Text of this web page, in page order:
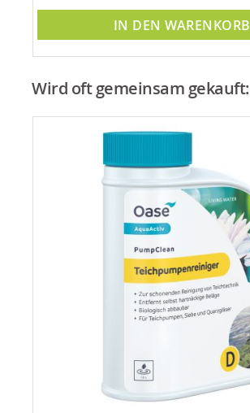
IN DEN WARENKORB
Wird oft gemeinsam gekauft: